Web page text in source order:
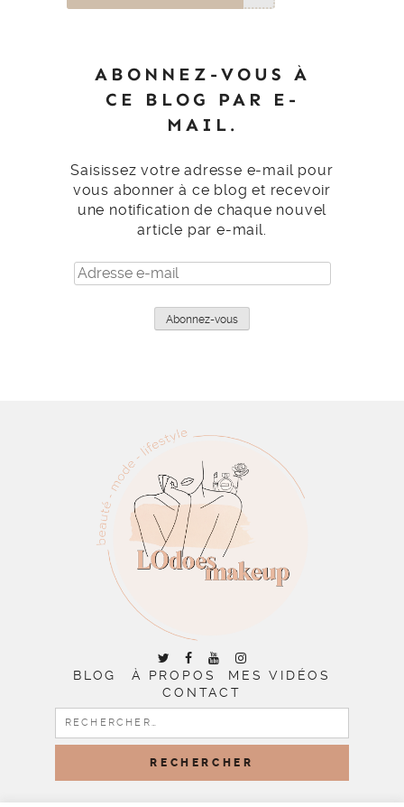
ABONNEZ-VOUS À
CE BLOG PAR E-
MAIL.
Saisissez votre adresse e-mail pour
vous abonner à ce blog et recevoir
une notification de chaque nouvel
article par e-mail.
Adresse
e-
Abonnez-vous
BLOG À PROPOS
MES VIDÉOS
CONTACT
RECHERCHER :